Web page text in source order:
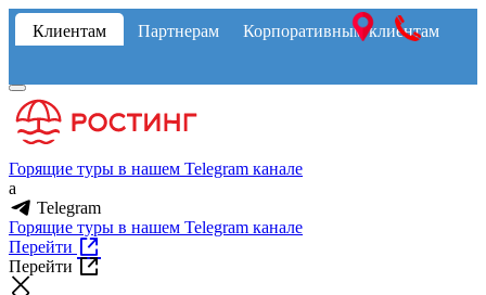
Клиентам Партнерам Корпоративным клиентам
Горящие туры в нашем Telegram канале
a
Telegram
Горящие туры в нашем Telegram канале
Перейти
Перейти